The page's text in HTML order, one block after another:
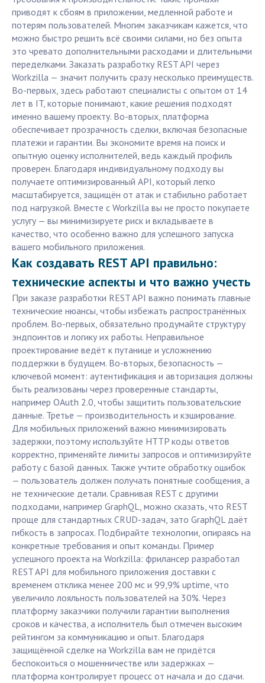
приводят к сбоям в приложении, медленной работе и
потерям пользователей. Многим заказчикам кажется, что
можно быстро решить всё своими силами, но без опыта
это чревато дополнительными расходами и длительными
переделками. Заказать разработку REST API через
Workzilla — значит получить сразу несколько преимуществ.
Во-первых, здесь работают специалисты с опытом от 14
лет в IT, которые понимают, какие решения подходят
именно вашему проекту. Во-вторых, платформа
обеспечивает прозрачность сделки, включая безопасные
платежи и гарантии. Вы экономите время на поиск и
опытную оценку исполнителей, ведь каждый профиль
проверен. Благодаря индивидуальному подходу вы
получаете оптимизированный API, который легко
масштабируется, защищён от атак и стабильно работает
под нагрузкой. Вместе с Workzilla вы не просто покупаете
услугу — вы минимизируете риск и вкладываете в
качество, что особенно важно для успешного запуска
вашего мобильного приложения.
Как создавать REST API правильно:
технические аспекты и что важно учесть
При заказе разработки REST API важно понимать главные
технические нюансы, чтобы избежать распространённых
проблем. Во-первых, обязательно продумайте структуру
эндпоинтов и логику их работы. Неправильное
проектирование ведёт к путанице и усложнению
поддержки в будущем. Во-вторых, безопасность —
ключевой момент: аутентификация и авторизация должны
быть реализованы через проверенные стандарты,
например OAuth 2.0, чтобы защитить пользовательские
данные. Третье — производительность и кэширование.
Для мобильных приложений важно минимизировать
задержки, поэтому используйте HTTP коды ответов
корректно, применяйте лимиты запросов и оптимизируйте
работу с базой данных. Также учтите обработку ошибок
— пользователь должен получать понятные сообщения, а
не технические детали. Сравнивая REST с другими
подходами, например GraphQL, можно сказать, что REST
проще для стандартных CRUD-задач, зато GraphQL даёт
гибкость в запросах. Подбирайте технологии, опираясь на
конкретные требования и опыт команды. Пример
успешного проекта на Workzilla: фрилансер разработал
REST API для мобильного приложения доставки с
временем отклика менее 200 мс и 99,9% uptime, что
увеличило лояльность пользователей на 30%. Через
платформу заказчики получили гарантии выполнения
сроков и качества, а исполнитель был отмечен высоким
рейтингом за коммуникацию и опыт. Благодаря
защищённой сделке на Workzilla вам не придётся
беспокоиться о мошенничестве или задержках —
платформа контролирует процесс от начала и до сдачи.